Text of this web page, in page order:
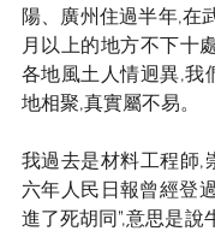
陽、廣州住過半年,在
月以上的地方不下十
各地風土人情迥異,我
地相聚,真實屬不易。
我過去是材料工程師,
六年人民日報曾經登
進了死胡同”,意思是說